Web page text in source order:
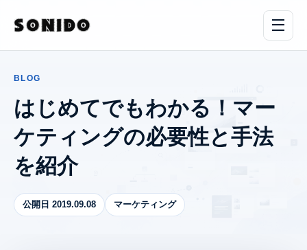
BLOG
はじめてでもわかる！マー
ケティングの必要性と手法
を紹介
公開日 2019.09.08 マーケティング